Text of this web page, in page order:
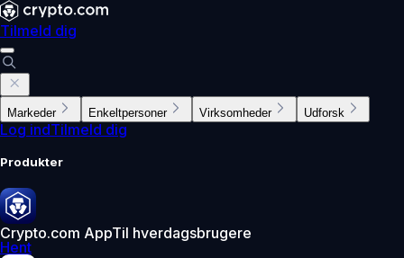
Tilmeld dig
Markeder Enkeltpersoner Virksomheder Udforsk
Log indTilmeld dig
Produkter
Crypto.com AppTil hverdagsbrugere
Hent